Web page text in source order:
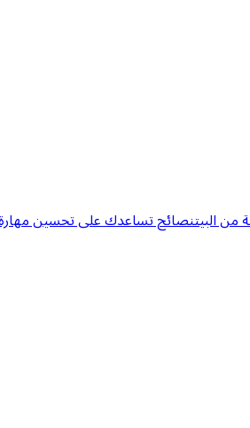
من البيتنصائح تساعدك على تحسين مهارة